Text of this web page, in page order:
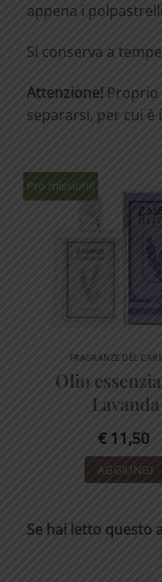
appena i
Si conserva a
Attenzione! Proprio
separarsi, per cui
Pro missioni!
FRAGRANZE DEL
Olio
Lavanda
€ 11,50
AGGIUNGI
Se hai letto questo